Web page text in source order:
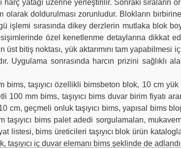
yatağı üzerine yerleştirilir. Sonraki sıraların
doldurulması zorunludur. Blokların birbirine
sırasında dikey derzlerin mutlaka blok
özel kenetlenme detaylarına dikkat
üst bitiş noktası, yük aktarımını tam yapabilmesi
Uygulama sonrasında harcın prizini sağlıklı
bims, taşıyıcı özellikli bimsbeton blok, 10 cm
mm bims, taşıyıcı bims duvar birim fiyatı
cm, geçmeli onluk taşıyıcı bims, yapısal bims
taşıyıcı bims palet adedi sorgulamaları,
listesi, bims üreticileri taşıyıcı blok ürün
iç duvar elemanı bims şeklinde de